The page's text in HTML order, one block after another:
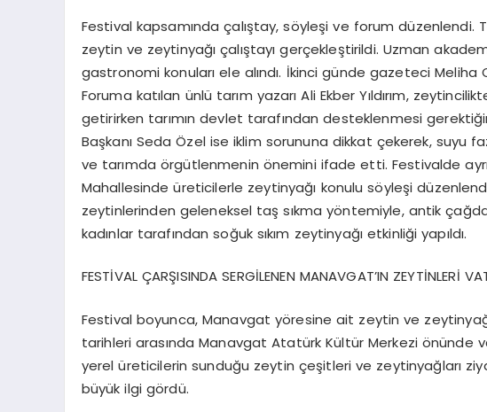
Festival kapsamında çalıştay, söyleşi ve forum düzenlendi.
zeytin ve zeytinyağı çalıştayı gerçekleştirildi. Uzman
gastronomi konuları ele alındı. İkinci günde gazeteci
Foruma katılan ünlü tarım yazarı Ali Ekber Yıldırım,
getirirken tarımın devlet tarafından desteklenmesi
Başkanı Seda Özel ise iklim sorununa dikkat çekerek, suyu
ve tarımda örgütlenmenin önemini ifade etti. Festivalde
Mahallesinde üreticilerle zeytinyağı konulu söyleşi
zeytinlerinden geleneksel taş sıkma yöntemiyle, antik
kadınlar tarafından soğuk sıkım zeytinyağı etkinliği yapıldı.
FESTİVAL ÇARŞISINDA SERGİLENEN MANAVGAT’IN ZEYTİNLERİ
Festival boyunca, Manavgat yöresine ait zeytin ve
tarihleri arasında Manavgat Atatürk Kültür Merkezi önünde
yerel üreticilerin sunduğu zeytin çeşitleri ve zeytinyağları
büyük ilgi gördü.